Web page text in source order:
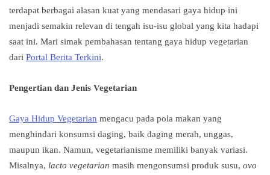
terdapat berbagai alasan kuat yang mendasari gaya hidup ini
menjadi semakin relevan di tengah isu-isu global yang kita hadapi
saat ini. Mari simak pembahasan tentang gaya hidup vegetarian
dari Portal Berita Terkini.
Pengertian dan Jenis Vegetarian
Gaya Hidup Vegetarian mengacu pada pola makan yang
menghindari konsumsi daging, baik daging merah, unggas,
maupun ikan. Namun, vegetarianisme memiliki banyak variasi.
Misalnya, lacto vegetarian masih mengonsumsi produk susu, ovo